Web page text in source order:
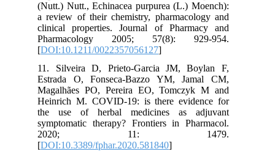
(Nutt.) Nutt., Echinacea purpurea (L.) Moench):
a review of their chemistry, pharmacology and
clinical properties. Journal of Pharmacy and
Pharmacology 2005; 57(8): 929-954.
[DOI:10.1211/0022357056127
11. Silveira D, Prieto-Garcia JM, Boylan F,
Estrada O, Fonseca-Bazzo YM, Jamal CM,
Magalhães PO, Pereira EO, Tomczyk M and
Heinrich M. COVID-19: is there evidence for
the use of herbal medicines as adjuvant
symptomatic therapy? Frontiers in Pharmacol.
2020; 11: 1479.
[DOI:10.3389/fphar.2020.581840